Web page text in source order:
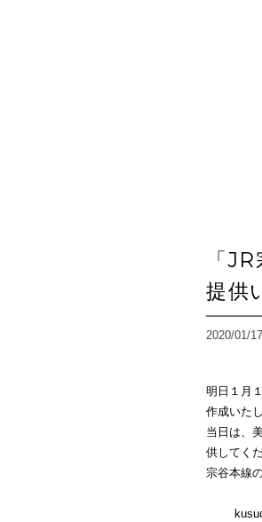
「
提供
2020/01/
明日１月
作成いた
当日は、
供してく
宗谷本線